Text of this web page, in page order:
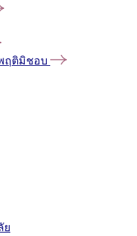
ฤติมิชอบ
ย